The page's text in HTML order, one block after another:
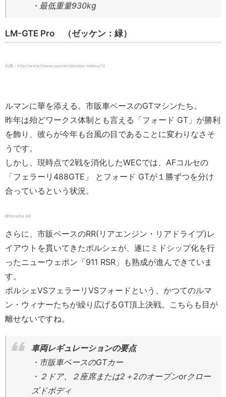
・最低重量930kg
LM-GTE Pro （ゼッケン：緑）
出典：http://www.fiawec.com/en/photos-videos/13
ルマンに華を添える、市販車ベースのGTマシンたち。
昨年は殆どワークス体制とも言える「フォード GT」が勝利
を飾り、彼らが今年も台風の目であることに変わりなさそ
うです。
しかし、現時点で2戦を消化したWECでは、AFコルセの
「フェラーリ488GTE」 とフォード GTが１勝ずつを分け
合っているという状況。
©︎Porsche AG
さらに、市販ベースのRR(リアエンジン・リアドライブ)レ
イアウトを貫いてきたポルシェが、遂にミドシップ化を行
ったニューウェポン「911 RSR」も熟成が進んできていま
す。
ポルシェVSフェラーリVSフォードという、かつてのルマ
ン・ウィナーたちが繰り広げるGT頂上決戦。こちらも目が
離せないですね。
車両レギュレーションの要点
・市販車ベースのGTカー
・２ドア、２座席または2＋2のオープンorクロー
ズドボディ